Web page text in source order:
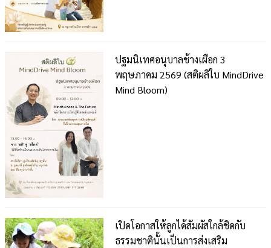
ปฐมนิเทศอนุบาลช้างเผือก 3
พฤษภาคม 2569 (สติผลิใบ MindDrive
Mind Bloom)
เปิดโอกาสให้ลูกได้สัมผัสใกล้ชิดกับ
ธรรมชาตินั้นเป็นการส่งเสริม